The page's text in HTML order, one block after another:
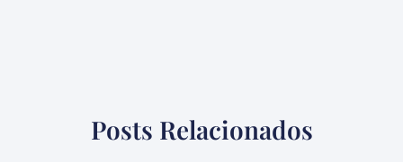
Posts Relacionados